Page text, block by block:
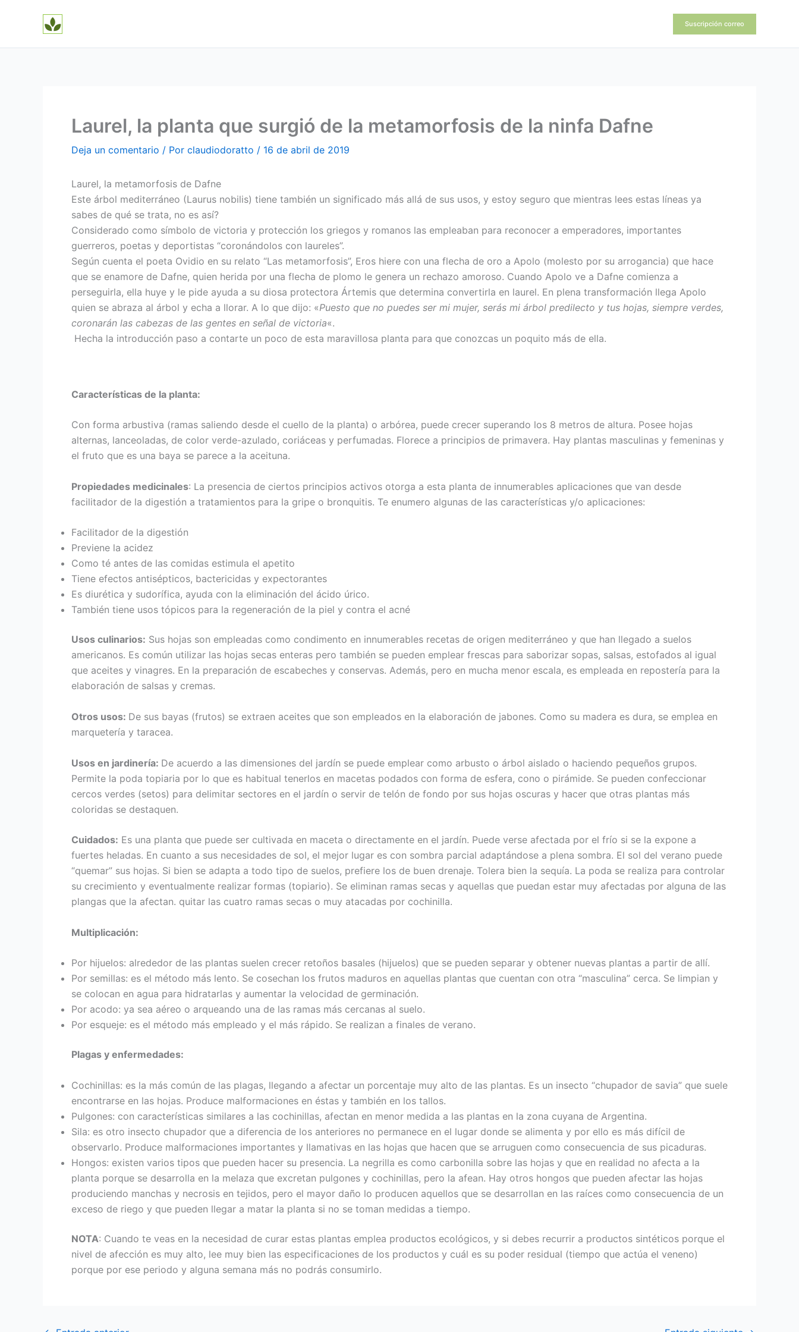
Suscripción correo
Laurel, la planta que surgió de la metamorfosis de la ninfa Dafne
Deja un comentario / Por claudiodoratto / 16 de abril de 2019
Laurel, la metamorfosis de Dafne
Este árbol mediterráneo (Laurus nobilis) tiene también un significado más allá de sus usos, y estoy seguro que mientras lees estas líneas ya
sabes de qué se trata, no es así?
Considerado como símbolo de victoria y protección los griegos y romanos las empleaban para reconocer a emperadores, importantes
guerreros, poetas y deportistas “coronándolos con laureles”.
Según cuenta el poeta Ovidio en su relato “Las metamorfosis”, Eros hiere con una flecha de oro a Apolo (molesto por su arrogancia) que hace
que se enamore de Dafne, quien herida por una flecha de plomo le genera un rechazo amoroso. Cuando Apolo ve a Dafne comienza a
perseguirla, ella huye y le pide ayuda a su diosa protectora Ártemis que determina convertirla en laurel. En plena transformación llega Apolo
quien se abraza al árbol y echa a llorar. A lo que dijo: «Puesto que no puedes ser mi mujer, serás mi árbol predilecto y tus hojas, siempre verdes,
coronarán las cabezas de las gentes en señal de victoria«.
Hecha la introducción paso a contarte un poco de esta maravillosa planta para que conozcas un poquito más de ella.
Características de la planta:
Con forma arbustiva (ramas saliendo desde el cuello de la planta) o arbórea, puede crecer superando los 8 metros de altura. Posee hojas
alternas, lanceoladas, de color verde-azulado, coriáceas y perfumadas. Florece a principios de primavera. Hay plantas masculinas y femeninas y
el fruto que es una baya se parece a la aceituna.
Propiedades medicinales: La presencia de ciertos principios activos otorga a esta planta de innumerables aplicaciones que van desde
facilitador de la digestión a tratamientos para la gripe o bronquitis. Te enumero algunas de las características y/o aplicaciones:
Facilitador de la digestión
Previene la acidez
Como té antes de las comidas estimula el apetito
Tiene efectos antisépticos, bactericidas y expectorantes
Es diurética y sudorífica, ayuda con la eliminación del ácido úrico.
También tiene usos tópicos para la regeneración de la piel y contra el acné
Usos culinarios: Sus hojas son empleadas como condimento en innumerables recetas de origen mediterráneo y que han llegado a suelos
americanos. Es común utilizar las hojas secas enteras pero también se pueden emplear frescas para saborizar sopas, salsas, estofados al igual
que aceites y vinagres. En la preparación de escabeches y conservas. Además, pero en mucha menor escala, es empleada en repostería para la
elaboración de salsas y cremas.
Otros usos: De sus bayas (frutos) se extraen aceites que son empleados en la elaboración de jabones. Como su madera es dura, se emplea en
marquetería y taracea.
Usos en jardinería: De acuerdo a las dimensiones del jardín se puede emplear como arbusto o árbol aislado o haciendo pequeños grupos.
Permite la poda topiaria por lo que es habitual tenerlos en macetas podados con forma de esfera, cono o pirámide. Se pueden confeccionar
cercos verdes (setos) para delimitar sectores en el jardín o servir de telón de fondo por sus hojas oscuras y hacer que otras plantas más
coloridas se destaquen.
Cuidados: Es una planta que puede ser cultivada en maceta o directamente en el jardín. Puede verse afectada por el frío si se la expone a
fuertes heladas. En cuanto a sus necesidades de sol, el mejor lugar es con sombra parcial adaptándose a plena sombra. El sol del verano puede
“quemar” sus hojas. Si bien se adapta a todo tipo de suelos, prefiere los de buen drenaje. Tolera bien la sequía. La poda se realiza para controlar
su crecimiento y eventualmente realizar formas (topiario). Se eliminan ramas secas y aquellas que puedan estar muy afectadas por alguna de las
plangas que la afectan. quitar las cuatro ramas secas o muy atacadas por cochinilla.
Multiplicación:
Por hijuelos: alrededor de las plantas suelen crecer retoños basales (hijuelos) que se pueden separar y obtener nuevas plantas a partir de allí.
Por semillas: es el método más lento. Se cosechan los frutos maduros en aquellas plantas que cuentan con otra “masculina” cerca. Se limpian y
se colocan en agua para hidratarlas y aumentar la velocidad de germinación.
Por acodo: ya sea aéreo o arqueando una de las ramas más cercanas al suelo.
Por esqueje: es el método más empleado y el más rápido. Se realizan a finales de verano.
Plagas y enfermedades:
Cochinillas: es la más común de las plagas, llegando a afectar un porcentaje muy alto de las plantas. Es un insecto “chupador de savia” que suele
encontrarse en las hojas. Produce malformaciones en éstas y también en los tallos.
Pulgones: con características similares a las cochinillas, afectan en menor medida a las plantas en la zona cuyana de Argentina.
Sila: es otro insecto chupador que a diferencia de los anteriores no permanece en el lugar donde se alimenta y por ello es más difícil de
observarlo. Produce malformaciones importantes y llamativas en las hojas que hacen que se arruguen como consecuencia de sus picaduras.
Hongos: existen varios tipos que pueden hacer su presencia. La negrilla es como carbonilla sobre las hojas y que en realidad no afecta a la
planta porque se desarrolla en la melaza que excretan pulgones y cochinillas, pero la afean. Hay otros hongos que pueden afectar las hojas
produciendo manchas y necrosis en tejidos, pero el mayor daño lo producen aquellos que se desarrollan en las raíces como consecuencia de un
exceso de riego y que pueden llegar a matar la planta si no se toman medidas a tiempo.
NOTA: Cuando te veas en la necesidad de curar estas plantas emplea productos ecológicos, y si debes recurrir a productos sintéticos porque el
nivel de afección es muy alto, lee muy bien las especificaciones de los productos y cuál es su poder residual (tiempo que actúa el veneno)
porque por ese periodo y alguna semana más no podrás consumirlo.